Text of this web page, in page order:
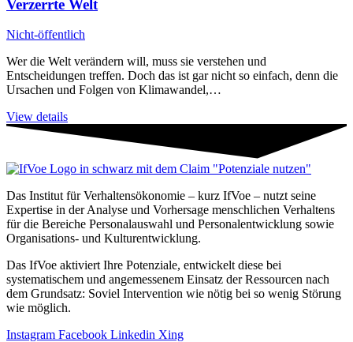
Verzerrte Welt
Nicht-öffentlich
Wer die Welt verändern will, muss sie verstehen und
Entscheidungen treffen. Doch das ist gar nicht so einfach, denn die
Ursachen und Folgen von Klimawandel,…
View details
Das Institut für Verhaltensökonomie – kurz IfVoe – nutzt seine
Expertise in der Analyse und Vorhersage menschlichen Verhaltens
für die Bereiche Personal­auswahl und Personal­entwicklung sowie
Organisations- und Kultur­entwicklung.
Das IfVoe aktiviert Ihre Potenziale, entwickelt diese bei
systematischem und angemessenem Einsatz der Ressourcen nach
dem Grundsatz: Soviel Intervention wie nötig bei so wenig Störung
wie möglich.
Instagram Facebook Linkedin Xing